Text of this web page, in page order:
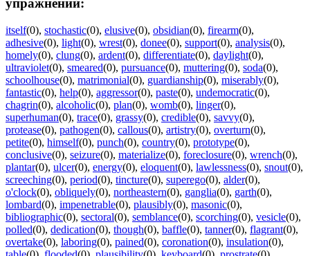
упражнений:
itself(0), stochastic(0), elusive(0), obsidian(0), firearm(0),
adhesive(0), light(0), wrest(0), donee(0), support(0), analysis(0),
homely(0), clung(0), ardent(0), differentiate(0), daylight(0),
ultraviolet(0), smeared(0), pursuance(0), muttering(0), soda(0),
schoolhouse(0), matrimonial(0), guardianship(0), miserably(0),
fantastic(0), help(0), aggressor(0), paste(0), undemocratic(0),
chagrin(0), alcoholic(0), plan(0), womb(0), linger(0),
superhuman(0), trace(0), grassy(0), credible(0), savvy(0),
protease(0), pathogen(0), callous(0), artistry(0), overturn(0),
petite(0), himself(0), punch(0), country(0), prototype(0),
conclusive(0), seizure(0), materialize(0), foreclosure(0), wrench(0),
plantar(0), ulcer(0), energy(0), eloquent(0), lawlessness(0), snout(0),
screeching(0), period(0), tincture(0), superego(0), alder(0),
o'clock(0), obliquely(0), northeastern(0), ganglia(0), garth(0),
lombard(0), impenetrable(0), plausibly(0), masonic(0),
bibliographic(0), sectoral(0), semblance(0), scorching(0), vesicle(0),
polled(0), dedication(0), though(0), baffle(0), tanner(0), flagrant(0),
overtake(0), laboring(0), pained(0), coronation(0), insulation(0),